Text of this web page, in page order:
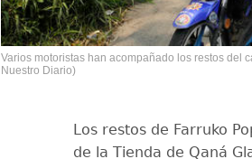
Varios motoristas han acompañado los restos del
Nuestro Diario)
Los restos de Farruko
de la Tienda de Qaná